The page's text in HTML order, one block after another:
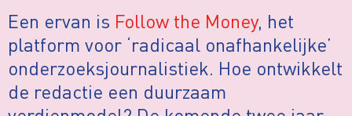
Een ervan is Follow the Money, het
platform voor ‘radicaal onafhankelijke’
onderzoeksjournalistiek. Hoe ontwikkelt
de redactie een duurzaam